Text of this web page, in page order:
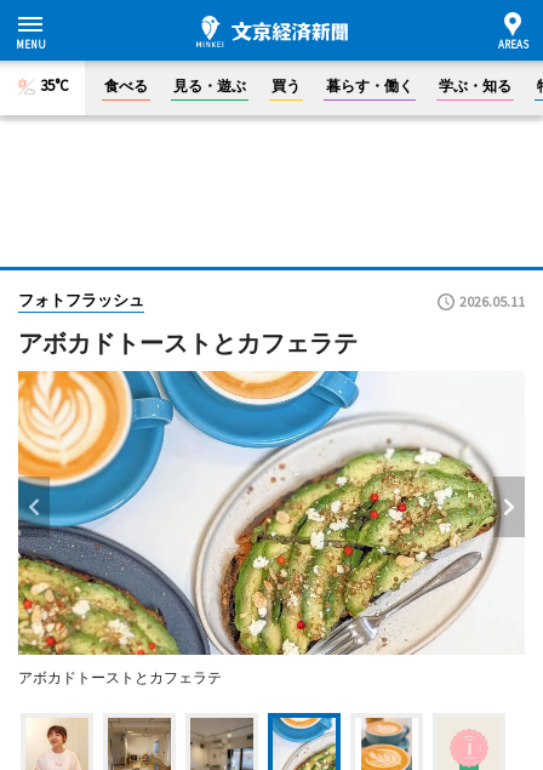
35°C 食べる 見る・遊ぶ 買う 暮らす・働く 学ぶ・知る
フォトフラッシュ 2026.05.11
アボカドトーストとカフェラテ
アボカドトーストとカフェラテ